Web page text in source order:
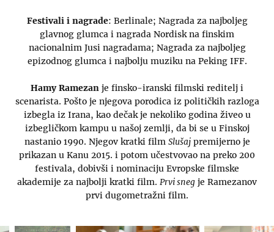
Festivali i nagrade: Berlinale; Nagrada za najboljeg
glavnog glumca i nagrada Nordisk na finskim
nacionalnim Jusi nagradama; Nagrada za najboljeg
epizodnog glumca i najbolju muziku na Peking IFF.
Hamy Ramezan je finsko-iranski filmski reditelj i
scenarista. Pošto je njegova porodica iz političkih razloga
izbegla iz Irana, kao dečak je nekoliko godina živeo u
izbegličkom kampu u našoj zemlji, da bi se u Finskoj
nastanio 1990. Njegov kratki film Slušajpremijerno je
prikazan u Kanu 2015. i potom učestvovao na preko 200
festivala, dobivši i nominaciju Evropske filmske
akademije za najbolji kratki film. Prvi sneg je Ramezanov
prvi dugometražni film.